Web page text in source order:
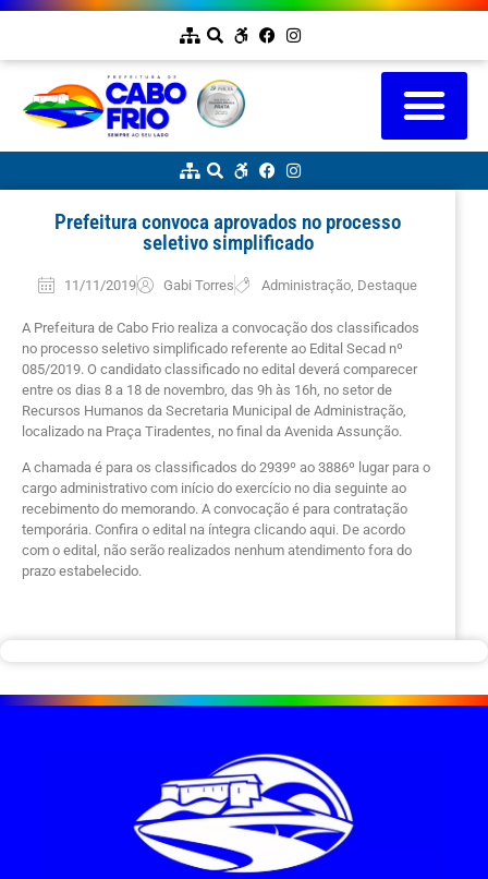
Prefeitura convoca aprovados no processo
seletivo simplificado
11/11/2019 Gabi Torres Administração, Destaque
A Prefeitura de Cabo Frio realiza a convocação dos classificados
no processo seletivo simplificado referente ao Edital Secad nº
085/2019. O candidato classificado no edital deverá comparecer
entre os dias 8 a 18 de novembro, das 9h às 16h, no setor de
Recursos Humanos da Secretaria Municipal de Administração,
localizado na Praça Tiradentes, no final da Avenida Assunção.
A chamada é para os classificados do 2939º ao 3886º lugar para o
cargo administrativo com início do exercício no dia seguinte ao
recebimento do memorando. A convocação é para contratação
temporária. Confira o edital na íntegra clicando aqui. De acordo
com o edital, não serão realizados nenhum atendimento fora do
prazo estabelecido.